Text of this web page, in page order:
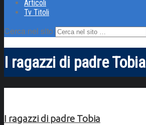
Articoli
Tv Titoli
Cerca nel sito
I ragazzi di padre Tobia
I ragazzi di padre Tobia